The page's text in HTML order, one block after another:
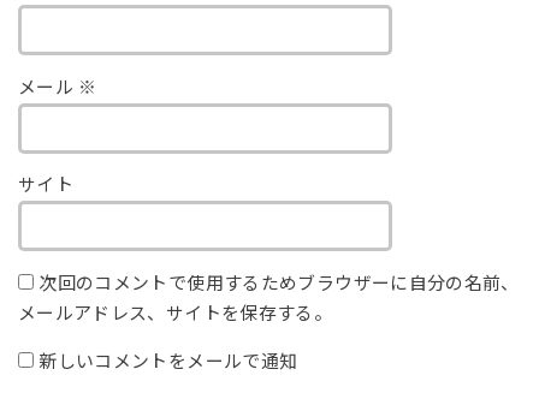
メール ※
サイト
次回のコメントで使用するためブラウザーに自分の名前、
メールアドレス、サイトを保存する。
新しいコメントをメールで通知